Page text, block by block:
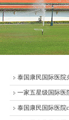
泰国康民国际医院
一家五星级国际
泰国康民国际医院